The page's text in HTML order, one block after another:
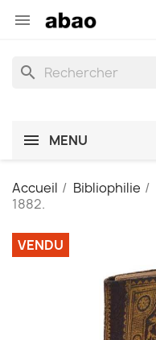

search
MENU
Accueil Bibliophilie
1882.
VENDU